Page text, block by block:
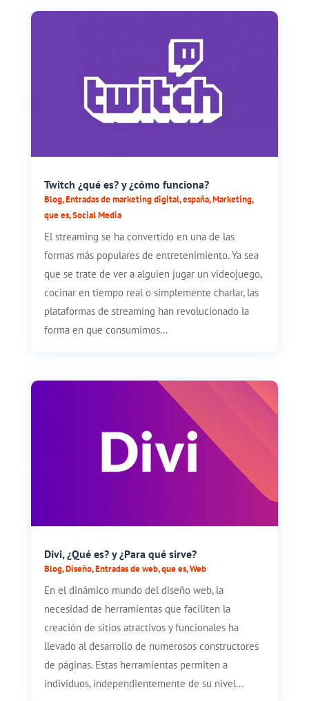
Twitch ¿qué es? y ¿cómo funciona?
Blog,Entradas de marketing digital,españa,Marketing,
que es,Social Media
El streaming se ha convertido en una de las
formas más populares de entretenimiento. Ya sea
que se trate de ver a alguien jugar un videojuego,
cocinar en tiempo real o simplemente charlar, las
plataformas de streaming han revolucionado la
forma en que consumimos...
Divi, ¿Qué es? y ¿Para qué sirve?
Blog,Diseño,Entradas de web,que es,Web
En el dinámico mundo del diseño web, la
necesidad de herramientas que faciliten la
creación de sitios atractivos y funcionales ha
llevado al desarrollo de numerosos constructores
de páginas. Estas herramientas permiten a
individuos, independientemente de su nivel...